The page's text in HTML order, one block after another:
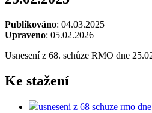
Publikováno: 04.03.2025
Upraveno: 05.02.2026
Usnesení z 68. schůze RMO dne
Ke stažení
usneseni z 68 schuze rmo